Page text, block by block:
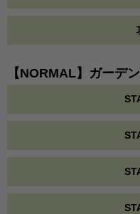
【NORMAL】ガーデン